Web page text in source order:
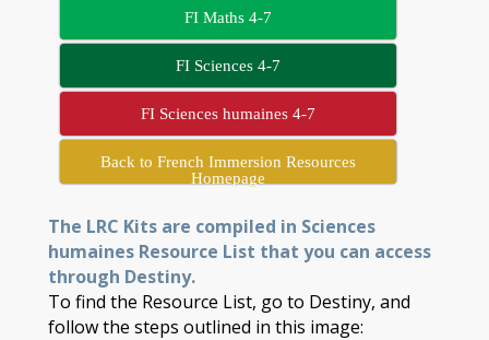
FI Maths 4-7
FI Sciences 4-7
FI Sciences humaines 4-7
Back to French Immersion Resources
Homepage
The LRC Kits are compiled in Sciences
humaines Resource List that you can access
through Destiny.
To find the Resource List, go to Destiny, and
follow the steps outlined in this image: